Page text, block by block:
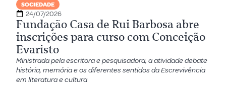
SOCIEDADE
24/07/2026
Fundação Casa de Rui Barbosa abre
inscrições para curso com Conceição
Evaristo
Ministrada pela escritora e pesquisadora, a atividade debate
história, memória e os diferentes sentidos da Escrevivência
em literatura e cultura